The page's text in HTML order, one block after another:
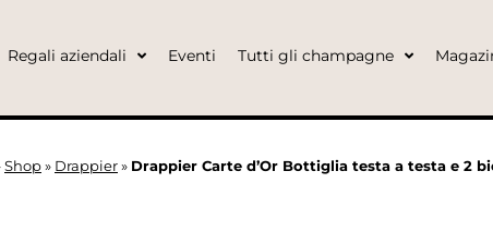
Regali aziendali Eventi Tutti gli champagne
Shop » Drappier » Drappier Carte d’Or Bottiglia testa a testa e 2